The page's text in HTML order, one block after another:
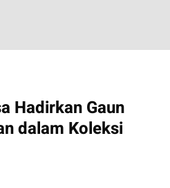
Hadirkan Gaun
dalam Koleksi